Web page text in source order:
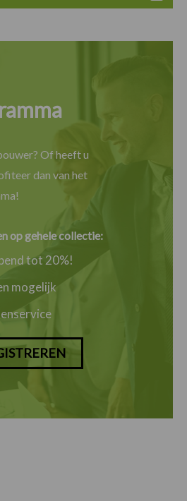
Of heeft u
dan van het
op gehele collectie:
tot 20%!
mogelijk